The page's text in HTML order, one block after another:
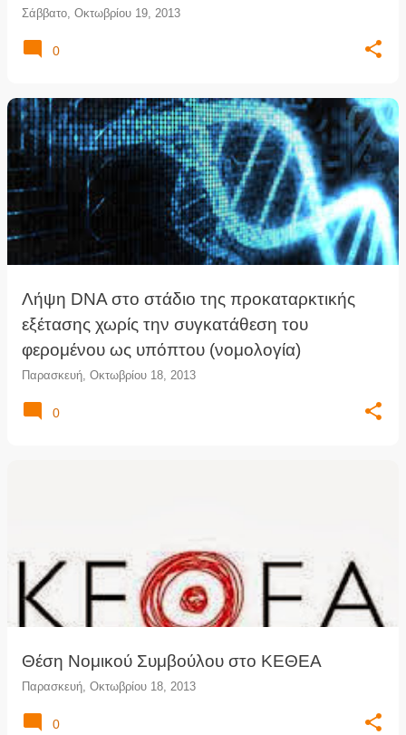
Σάββατο, Οκτωβρίου 19, 2013
0
Λήψη DNA στο στάδιο της προκαταρκτικής
εξέτασης χωρίς την συγκατάθεση του
φερομένου ως υπόπτου (νομολογία)
Παρασκευή, Οκτωβρίου 18, 2013
0
Θέση Νομικού Συμβούλου στο ΚΕΘΕΑ
Παρασκευή, Οκτωβρίου 18, 2013
0